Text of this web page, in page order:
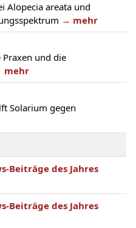
Alopecia areata und
→ mehr
und die
mehr
Solarium gegen
Beiträge des Jahres
Beiträge des Jahres